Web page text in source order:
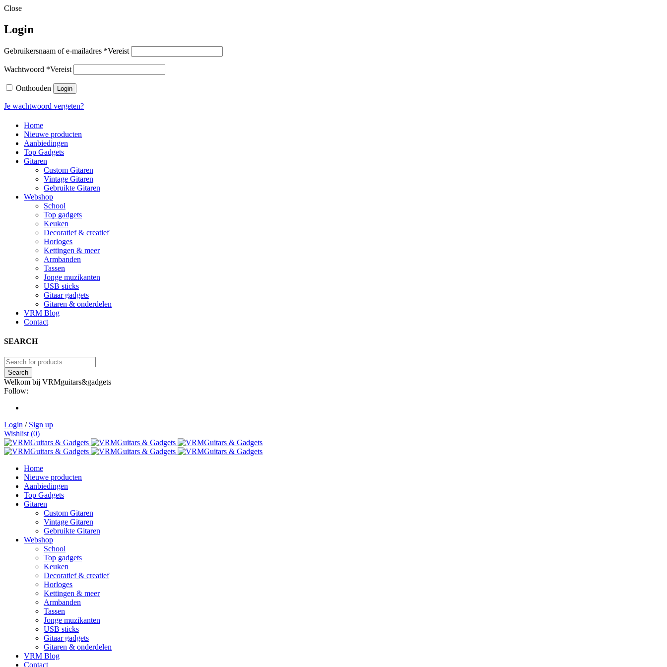
Close
Login
Gebruikersnaam of e-mailadres *Vereist
Wachtwoord *Vereist
Onthouden Login
Je wachtwoord vergeten?
Home
Nieuwe producten
Aanbiedingen
Top Gadgets
Gitaren
Custom Gitaren
Vintage Gitaren
Gebruikte Gitaren
Webshop
School
Top gadgets
Keuken
Decoratief & creatief
Horloges
Kettingen & meer
Armbanden
Tassen
Jonge muzikanten
USB sticks
Gitaar gadgets
Gitaren & onderdelen
VRM Blog
Contact
SEARCH
Welkom bij VRMguitars&gadgets
Follow:
Login / Sign up
Wishlist (0)
Home
Nieuwe producten
Aanbiedingen
Top Gadgets
Gitaren
Custom Gitaren
Vintage Gitaren
Gebruikte Gitaren
Webshop
School
Top gadgets
Keuken
Decoratief & creatief
Horloges
Kettingen & meer
Armbanden
Tassen
Jonge muzikanten
USB sticks
Gitaar gadgets
Gitaren & onderdelen
VRM Blog
Contact